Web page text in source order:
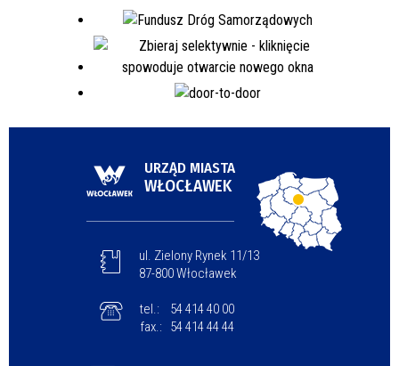
URZĄD MIASTA
WŁOCŁAWEK
ul. Zielony Rynek 11/13
87-800 Włocławek
tel.:
54 414 40 00
fax.:
54 414 44 44